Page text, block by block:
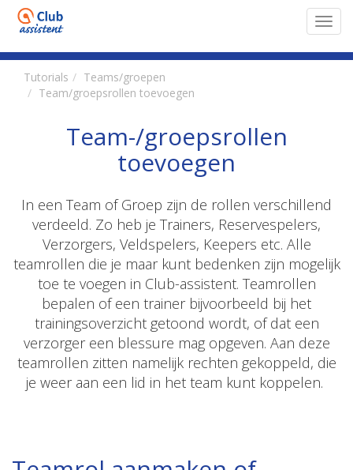
Tutorials
Teams/groepen
Team/groepsrollen toevoegen
Team-/groepsrollen
toevoegen
In een Team of Groep zijn de rollen verschillend
verdeeld. Zo heb je Trainers, Reservespelers,
Verzorgers, Veldspelers, Keepers etc. Alle
teamrollen die je maar kunt bedenken zijn mogelijk
toe te voegen in Club-assistent. Teamrollen
bepalen of een trainer bijvoorbeeld bij het
trainingsoverzicht getoond wordt, of dat een
verzorger een blessure mag opgeven. Aan deze
teamrollen zitten namelijk rechten gekoppeld, die
je weer aan een lid in het team kunt koppelen.